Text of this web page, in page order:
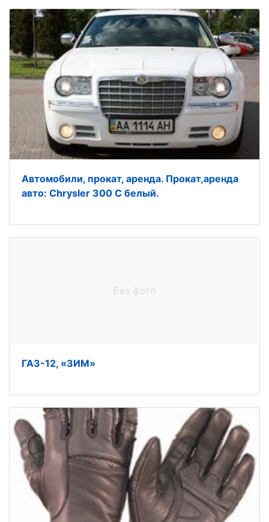
Автомобили, прокат, аренда. Прокат,аренда
авто: Chrysler 300 C белый.
Без фото
ГАЗ-12, «ЗИМ»